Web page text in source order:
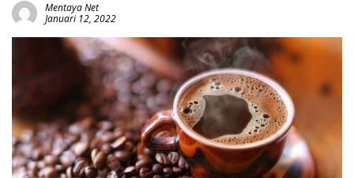
Mentaya Net
Januari 12, 2022